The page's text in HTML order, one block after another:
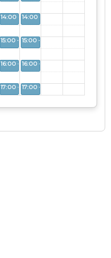
Aberto
Aberto
Aberto
Aberto
Aberto
Aberto
Aberto
Aberto